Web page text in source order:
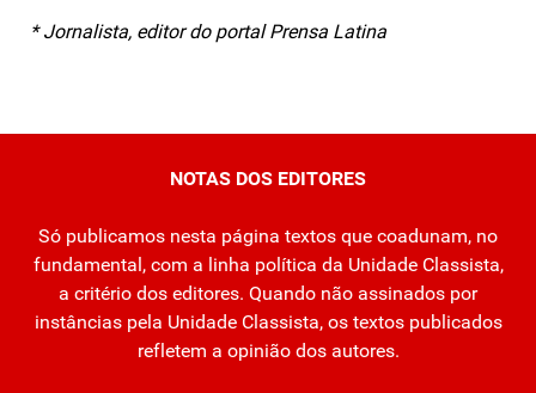
* Jornalista, editor do portal Prensa Latina
NOTAS DOS EDITORES
Só publicamos nesta página textos que coadunam, no
fundamental, com a linha política da Unidade Classista,
a critério dos editores. Quando não assinados por
instâncias pela Unidade Classista, os textos publicados
refletem a opinião dos autores.